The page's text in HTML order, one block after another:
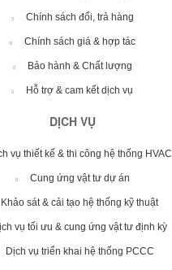
Chính sách đổi, trả hàng
Chính sách giá & hợp tác
Bảo hành & Chất lượng
Hỗ trợ & cam kết dịch vụ
DỊCH VỤ
vụ thiết kế & thi công hệ thống HVAC
Cung ứng vật tư dự án
Khảo sát & cải tạo hệ thống kỹ thuật
vụ tối ưu & cung ứng vật tư định kỳ
Dịch vụ triển khai hệ thống PCCC